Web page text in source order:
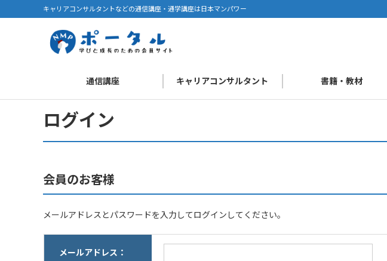
キャリアコンサルタントなどの通信講座・通学講座は日本マンパワー
通信講座 キャリアコンサルタント 書籍・教材
ログイン
会員のお客様
メールアドレスとパスワードを入力してログインしてください。
メールアドレス：